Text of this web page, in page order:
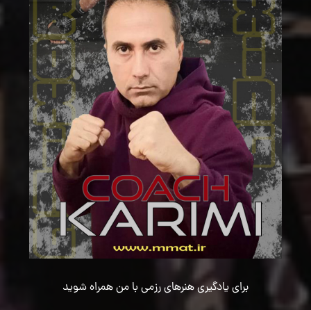
برای یادگیری هنرهای رزمی با من همراه شوید